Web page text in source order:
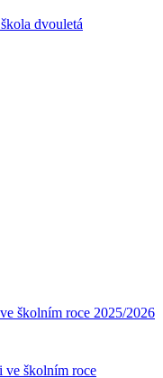
dvouletá
školním roce 2025/2026
ve školním roce